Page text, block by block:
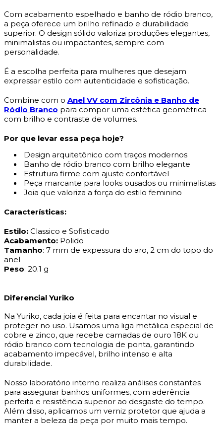
Com acabamento espelhado e banho de ródio branco,
a peça oferece um brilho refinado e durabilidade
superior. O design sólido valoriza produções elegantes,
minimalistas ou impactantes, sempre com
personalidade.
É a escolha perfeita para mulheres que desejam
expressar estilo com autenticidade e sofisticação.
Combine com o Anel VV com Zircônia e Banho de
Ródio Branco para compor uma estética geométrica
com brilho e contraste de volumes.
Por que levar essa peça hoje?
Design arquitetônico com traços modernos
Banho de ródio branco com brilho elegante
Estrutura firme com ajuste confortável
Peça marcante para looks ousados ou minimalistas
Joia que valoriza a força do estilo feminino
Características:
Estilo: Classico e Sofisticado
Acabamento: Polido
Tamanho: 7 mm de expessura do aro, 2 cm do topo do
anel
Peso: 20.1 g
Diferencial Yuriko
Na Yuriko, cada joia é feita para encantar no visual e
proteger no uso. Usamos uma liga metálica especial de
cobre e zinco, que recebe camadas de ouro 18K ou
ródio branco com tecnologia de ponta, garantindo
acabamento impecável, brilho intenso e alta
durabilidade.
Nosso laboratório interno realiza análises constantes
para assegurar banhos uniformes, com aderência
perfeita e resistência superior ao desgaste do tempo.
Além disso, aplicamos um verniz protetor que ajuda a
manter a beleza da peça por muito mais tempo.